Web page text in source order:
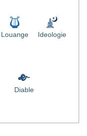
Louange Ideologie
Diable